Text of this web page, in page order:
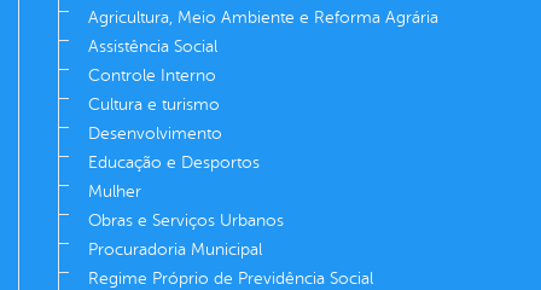
Agricultura, Meio Ambiente e Reforma Agrária
Assistência Social
Controle Interno
Cultura e turismo
Desenvolvimento
Educação e Desportos
Mulher
Obras e Serviços Urbanos
Procuradoria Municipal
Regime Próprio de Previdência Social